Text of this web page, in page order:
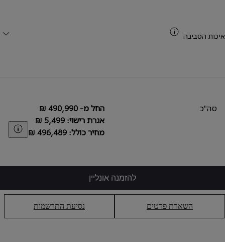
איכות הסביבה
סה"כ
החל מ- ‏490,990 ₪
אגרת רישוי: ‏5,499 ₪
מחיר כולל: ‏496,489 ₪
להזמנה אונליין
השארת פרטים נסיעת התרשמות